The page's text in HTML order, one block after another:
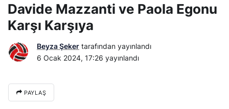
Davide Mazzanti ve Paola Egonu
Karşı Karşıya
Beyza Şeker tarafından yayınlandı
6 Ocak 2024, 17:26 yayınlandı
PAYLAŞ